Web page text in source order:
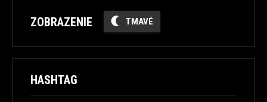
ZOBRAZENIE TMAVÉ
HASHTAG